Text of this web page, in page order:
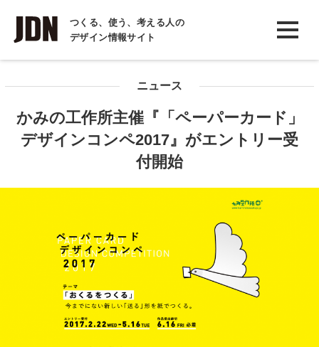
つくる、使う、考える人の
デザイン情報サイト
INTERVIEW
インタビュー
COLUMN
ニュース
かみの工作所主催『「ペーパーカード」
デザインコンペ2017』がエントリー受
付開始